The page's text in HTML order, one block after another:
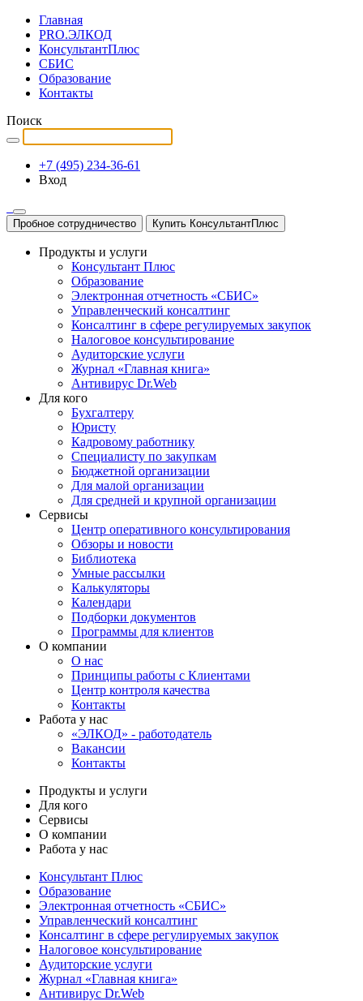
Главная
PRO.ЭЛКОД
КонсультантПлюс
СБИС
Образование
Контакты
Поиск
+7 (495) 234-36-61
Вход
Пробное сотрудничество Купить КонсультантПлюс
Продукты и услуги
Консультант Плюс
Образование
Электронная отчетность «СБИС»
Управленческий консалтинг
Консалтинг в сфере регулируемых закупок
Налоговое консультирование
Аудиторские услуги
Журнал «Главная книга»
Антивирус Dr.Web
Для кого
Бухгалтеру
Юристу
Кадровому работнику
Специалисту по закупкам
Бюджетной организации
Для малой организации
Для средней и крупной организации
Сервисы
Центр оперативного консультирования
Обзоры и новости
Библиотека
Умные рассылки
Калькуляторы
Календари
Подборки документов
Программы для клиентов
О компании
О нас
Принципы работы с Клиентами
Центр контроля качества
Контакты
Работа у нас
«ЭЛКОД» - работодатель
Вакансии
Контакты
Продукты и услуги
Для кого
Сервисы
О компании
Работа у нас
Консультант Плюс
Образование
Электронная отчетность «СБИС»
Управленческий консалтинг
Консалтинг в сфере регулируемых закупок
Налоговое консультирование
Аудиторские услуги
Журнал «Главная книга»
Антивирус Dr.Web